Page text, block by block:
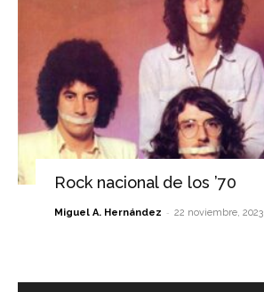
Rock nacional de los ’70
Miguel A. Hernández - 22 noviembre, 2023